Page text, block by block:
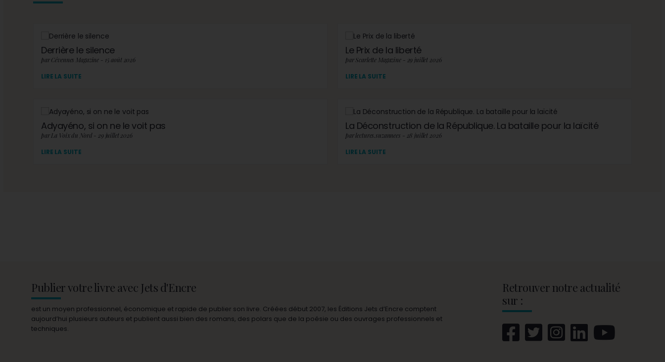
Derrière le silence
par Cévennes Magazine - 15 août 2026
LIRE LA SUITE
Le Prix de la liberté
par Scarlette Magazine - 29 juillet 2026
LIRE LA SUITE
Adyayéno, si on ne le voit pas
par La Voix du Nord - 29 juillet 2026
LIRE LA SUITE
La Déconstruction de la République. La bataille pour la laïcité
par lectures.suzannees - 28 juillet 2026
LIRE LA SUITE
Publier votre livre avec Jets d'Encre
est un moyen professionnel, économique et rapide de publier son livre. Créées début 2007, les Éditions Jets d’Encre comptent
aujourd’hui plusieurs auteurs et publient aussi bien des romans, des polars que de la poésie ou des ouvrages professionnels et
techniques.
Retrouver notre actualité
sur :